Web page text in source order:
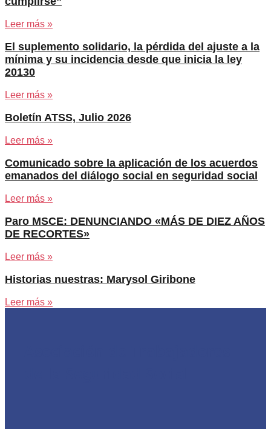
Leer más »
El suplemento solidario, la pérdida del ajuste a la
mínima y su incidencia desde que inicia la ley
20130
Leer más »
Boletín ATSS, Julio 2026
Leer más »
Comunicado sobre la aplicación de los acuerdos
emanados del diálogo social en seguridad social
Leer más »
Paro MSCE: DENUNCIANDO «MÁS DE DIEZ AÑOS
DE RECORTES»
Leer más »
Historias nuestras: Marysol Giribone
Leer más »